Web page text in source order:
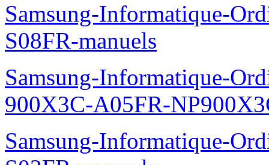
Samsung-Informatique-
S08FR-manuels
Samsung-Informatique-
900X3C-A05FR-
Samsung-Informatique-